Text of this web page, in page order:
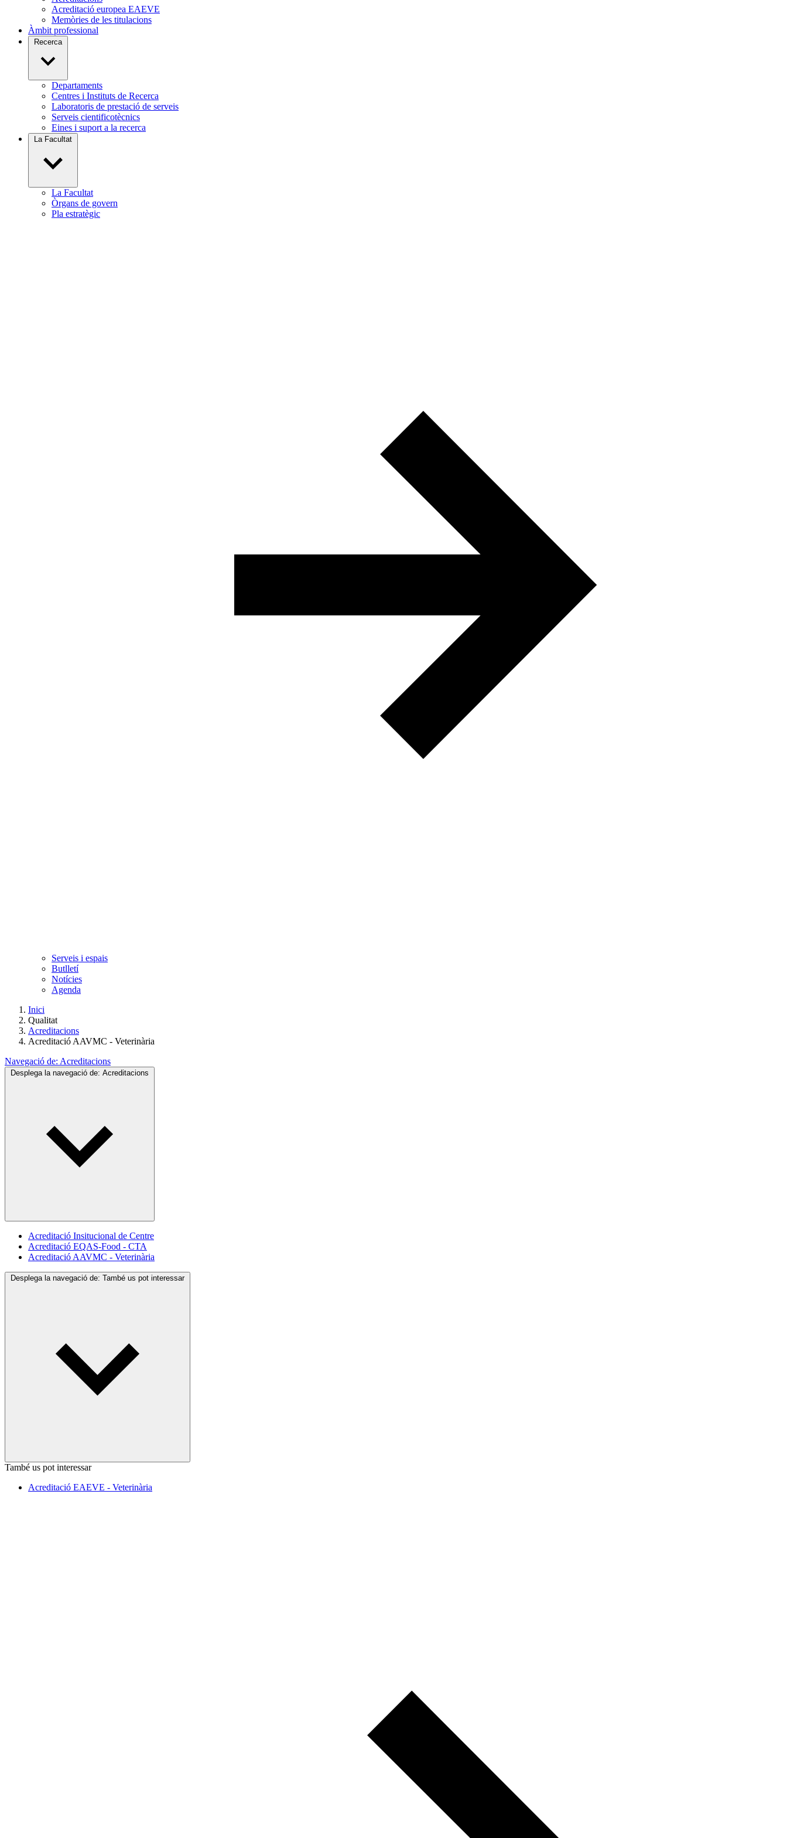
Acreditació europea EAEVE
Memòries de les titulacions
Àmbit professional
Recerca
Departaments
Centres i Instituts de Recerca
Laboratoris de prestació de serveis
Serveis cientificotècnics
Eines i suport a la recerca
La Facultat
La Facultat
Òrgans de govern
Pla estratègic
Serveis i espais
Butlletí
Notícies
Agenda
Inici
Qualitat
Acreditacions
Acreditació AAVMC - Veterinària
Navegació de: Acreditacions
Desplega la navegació de:
Acreditació Insitucional de Centre
Acreditació EQAS-Food - CTA
Acreditació AAVMC - Veterinària
Desplega la navegació de: També us pot interessar
També us pot interessar
Acreditació EAEVE - Veterinària